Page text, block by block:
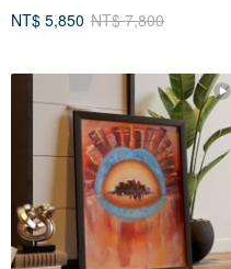
NT$ 5,850 NT$ 7,800